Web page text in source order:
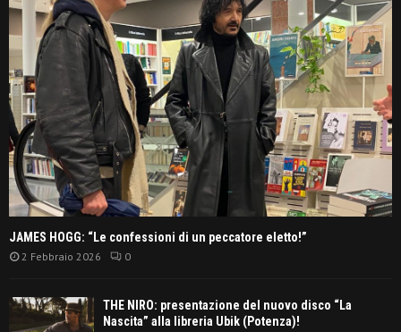
JAMES HOGG: “Le confessioni di un peccatore eletto!”
2 Febbraio 2026 0
THE NIRO: presentazione del nuovo disco “La
Nascita” alla libreria Ubik (Potenza)!